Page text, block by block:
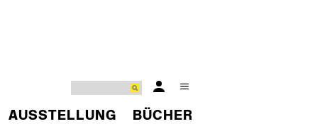
AUSSTELLUNG BÜCHER